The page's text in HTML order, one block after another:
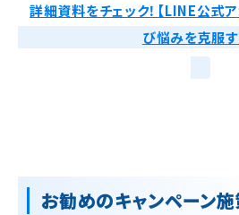
詳細資料をチェック！【LINE公式
び悩みを克服す
お勧めのキャンペーン